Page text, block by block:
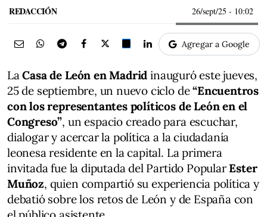
REDACCIÓN 26/sept/25 - 10:02
Agregar a Google
LaCasa de León en Madrid inauguró este jueves,
25 de septiembre, un nuevo ciclo de“Encuentros
con los representantes políticos de León en el
Congreso”, un espacio creado para escuchar,
dialogar y acercar la política a la ciudadanía
leonesa residente en la capital. La primera
invitada fue la diputada del Partido Popular Ester
Muñoz, quien compartió su experiencia política y
debatió sobre los retos de León y de España con